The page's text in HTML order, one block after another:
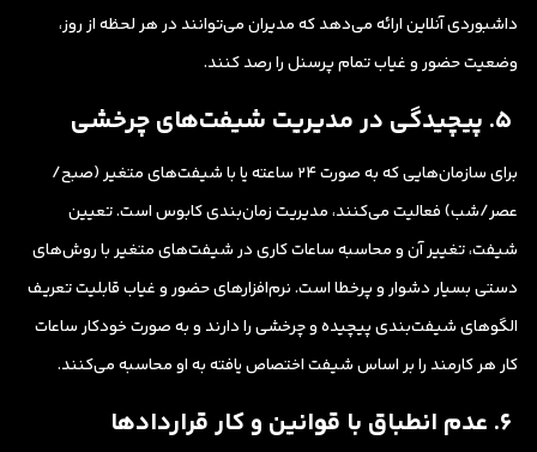
داشبوردی آنلاین ارائه می‌دهد که مدیران می‌توانند در هر لحظه از روز،
وضعیت حضور و غیاب تمام پرسنل را رصد کنند.
برای سازمان‌هایی که به صورت ۲۴ ساعته یا با شیفت‌های متغیر (صبح/
عصر/شب) فعالیت می‌کنند، مدیریت زمان‌بندی کابوس است. تعیین
شیفت، تغییر آن و محاسبه ساعات کاری در شیفت‌های متغیر با روش‌های
دستی بسیار دشوار و پرخطا است. نرم‌افزارهای حضور و غیاب قابلیت تعریف
الگوهای شیفت‌بندی پیچیده و چرخشی را دارند و به صورت خودکار ساعات
کار هر کارمند را بر اساس شیفت اختصاص یافته به او محاسبه می‌کنند.